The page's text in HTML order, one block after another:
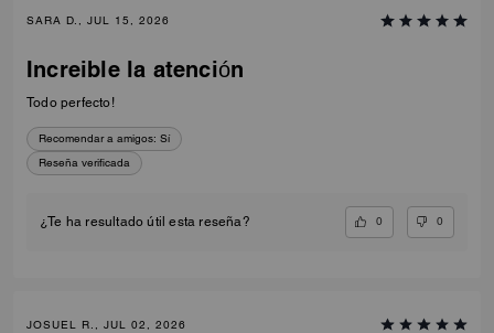
SARA D., JUL 15, 2026
Increible la atención
Todo perfecto!
Recomendar a amigos: Sí
Reseña verificada
¿Te ha resultado útil esta reseña? 0 0
JOSUEL R., JUL 02, 2026